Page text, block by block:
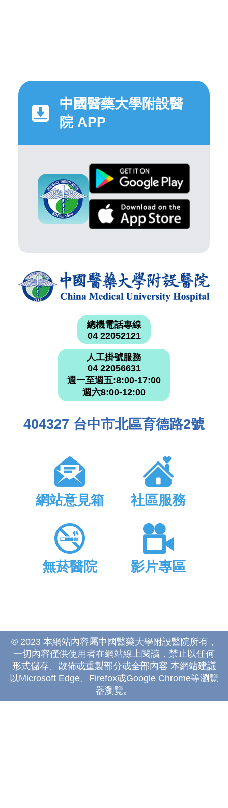
中國醫藥大學附設醫
院 APP
總機電話專線
04 22052121
人工掛號服務
04 22056631
週一至週五:8:00-17:00
週六8:00-12:00
404327 台中市北區育德路2號
網站意見箱 社區服務
無菸醫院 影片專區
© 2023 本網站內容屬中國醫藥大學附設醫院所有，
一切內容僅供使用者在網站線上閱讀，禁止以任何
形式儲存、散佈或重製部分或全部內容 本網站建議
以Microsoft Edge、Firefox或Google Chrome等瀏覽
器瀏覽。